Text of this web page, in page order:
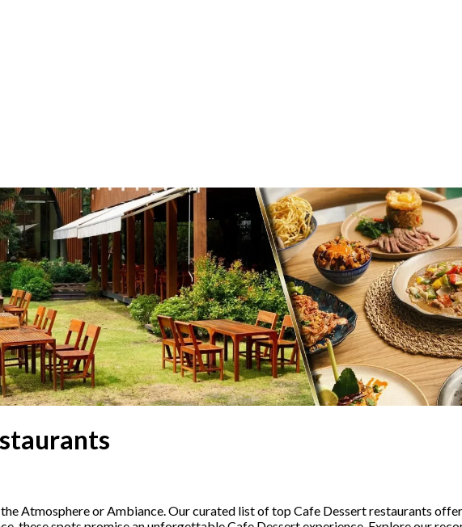
Atmosphere or Ambiance. Our curated list of top Cafe Dessert restaurants